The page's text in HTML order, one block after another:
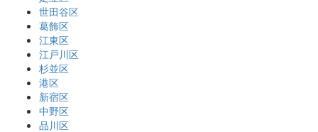
世田谷区
葛飾区
江東区
江戸川区
杉並区
港区
新宿区
中野区
品川区